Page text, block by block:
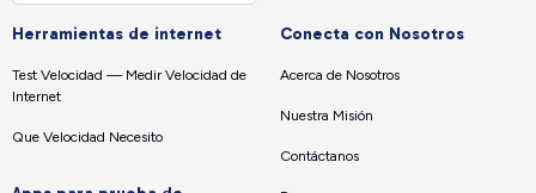
Herramientas de internet
Test Velocidad — Medir Velocidad de
Internet
Que Velocidad Necesito
Conecta con Nosotros
Acerca de Nosotros
Nuestra Misión
Contáctanos